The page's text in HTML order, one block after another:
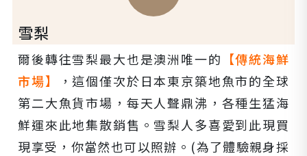
雪梨
爾後轉往雪梨最大也是澳洲唯一的 【傳統海鮮
市場】
，這個僅次於日本東京築地魚市的全球
第二大魚貨市場，每天人聲鼎沸，各種生猛海
鮮運來此地集散銷售。雪梨人多喜愛到此現買
現享受，你當然也可以照辦。(為了體驗親身採